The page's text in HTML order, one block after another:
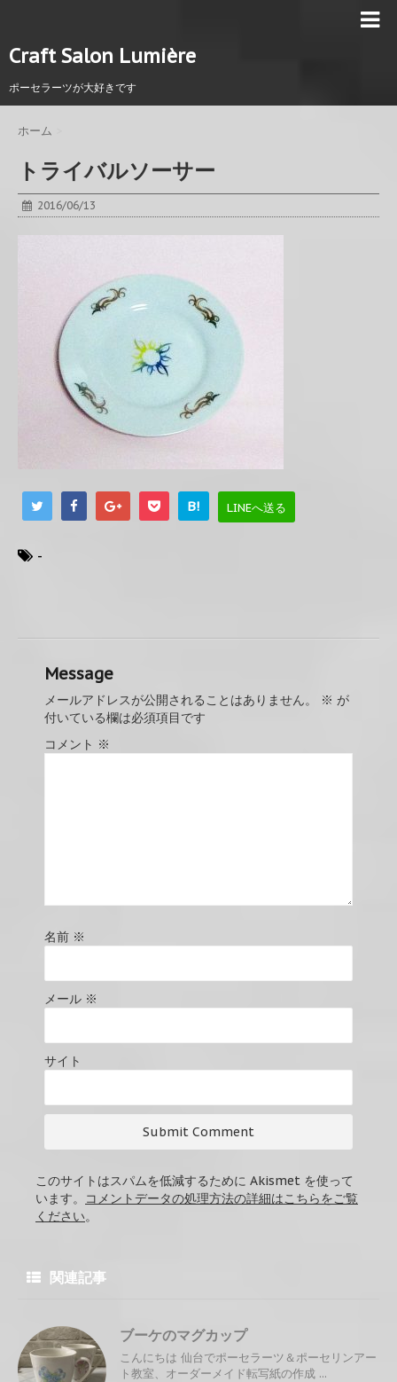
Craft Salon Lumière
ポーセラーツが大好きです
ホーム
トライバルソーサー
2016/06/13
B! LINEへ送る
-
Message
メールアドレスが公開されることはありません。 ※ が
付いている欄は必須項目です
コメント ※
名前 ※
メール ※
サイト
このサイトはスパムを低減するために Akismet を使って
います。
コメントデータの処理方法の詳細はこちらをご覧
ください。
関連記事
ブーケのマグカップ
こんにちは 仙台でポーセラーツ＆ポーセリンアー
ト教室、オーダーメイド転写紙の作成 ...